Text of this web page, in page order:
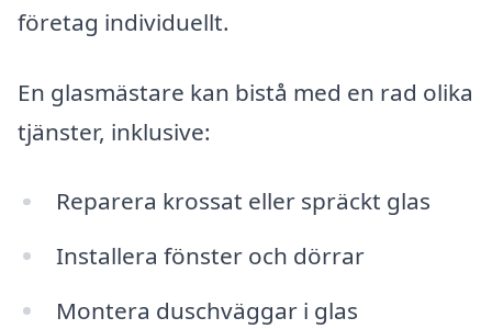
företag individuellt.
En glasmästare kan bistå med en rad olika
tjänster, inklusive:
Reparera krossat eller spräckt glas
Installera fönster och dörrar
Montera duschväggar i glas